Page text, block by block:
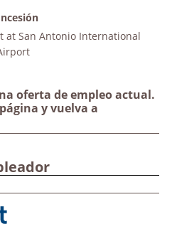
oferta de empleo actual.
y vuelva a
at San Antonio International